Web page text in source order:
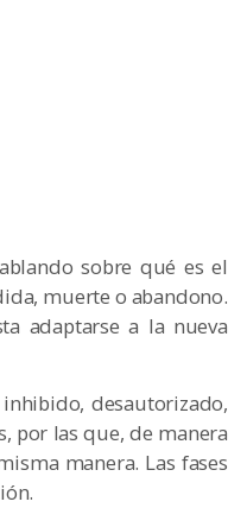
sobre qué es el
muerte o abandono.
adaptarse a la nueva
desautorizado,
por las que, de manera
manera. Las fases